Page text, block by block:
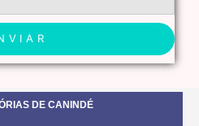
DE CANINDÉ